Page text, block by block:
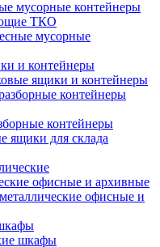
мусорные контейнеры
ТКО
мусорные
и контейнеры
ящики и контейнеры
контейнеры
контейнеры
ящики для склада
офисные и архивные
офисные и
шкафы